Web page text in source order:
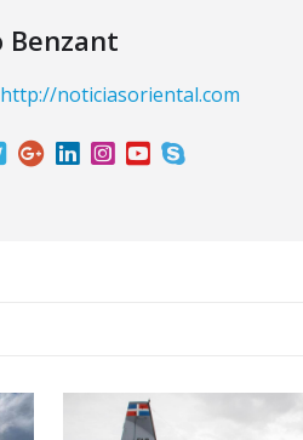
Benzant
http://noticiasoriental.com